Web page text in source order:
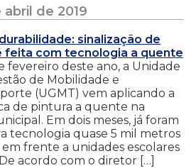
de 2019
sinalização de
feita com tecnologia a quente
fevereiro deste ano, a Unidade
de Mobilidade e
(UGMT) vem aplicando a
de pintura a quente na
Em dois meses, já foram
tecnologia quase 5 mil metros
frente a unidades escolares
acordo com o diretor […]